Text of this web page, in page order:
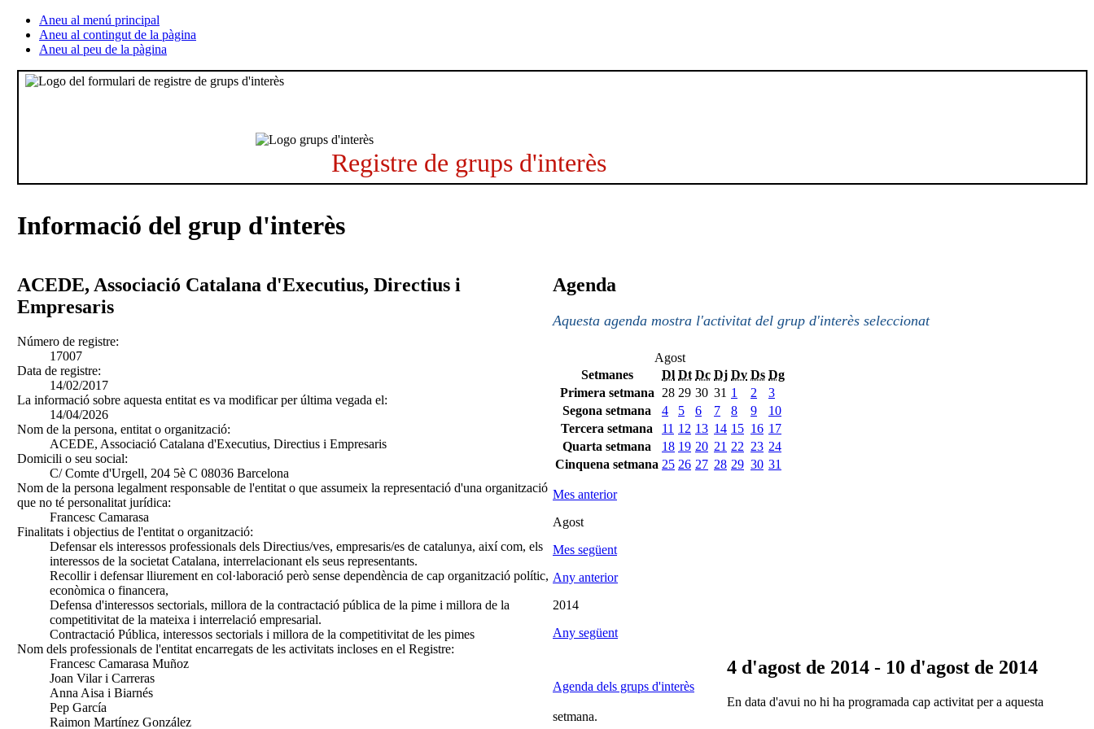
Aneu al menú principal
Aneu al contingut de la pàgina
Aneu al peu de la pàgina
Registre de grups d'interès
Informació del grup d'interès
ACEDE, Associació Catalana d'Executius, Directius i
Empresaris
Número de registre:
17007
Data de registre:
14/02/2017
La informació sobre aquesta entitat es va modificar per última vegada el:
14/04/2026
Nom de la persona, entitat o organització:
ACEDE, Associació Catalana d'Executius, Directius i Empresaris
Domicili o seu social:
C/ Comte d'Urgell, 204 5è C 08036 Barcelona
Nom de la persona legalment responsable de l'entitat o que assumeix la representació d'una organització
que no té personalitat jurídica:
Francesc Camarasa
Finalitats i objectius de l'entitat o organització:
Defensar els interessos professionals dels Directius/ves, empresaris/es de catalunya, així com, els
interessos de la societat Catalana, interrelacionant els seus representants.
Recollir i defensar lliurement en col·laboració però sense dependència de cap organització polític,
econòmica o financera,
Defensa d'interessos sectorials, millora de la contractació pública de la pime i millora de la
competitivitat de la mateixa i interrelació empresarial.
Contractació Pública, interessos sectorials i millora de la competitivitat de les pimes
Nom dels professionals de l'entitat encarregats de les activitats incloses en el Registre:
Francesc Camarasa Muñoz
Joan Vilar i Carreras
Anna Aisa i Biarnés
Pep García
Raimon Martínez González
Agenda
Aquesta agenda mostra l'activitat del grup d'interès seleccionat
Agost
Setmanes
Dl Dt Dc Dj Dv Ds Dg
Primera setmana
28 29 30 31 1 2
3
Segona setmana
4 5 6 7 8 9
10
Tercera setmana
11 12 13 14 15 16 17
Quarta setmana
18 19 20 21 22 23 24
Cinquena setmana 25 26 27 28 29 30 31
Mes anterior
Agost
Mes següent
Any anterior
2014
Any següent
Agenda dels grups d'interès
4 d'agost de 2014 - 10 d'agost de 2014
En data d'avui no hi ha programada cap activitat per a aquesta
setmana.